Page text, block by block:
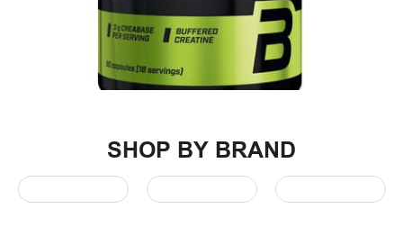
SHOP BY BRAND